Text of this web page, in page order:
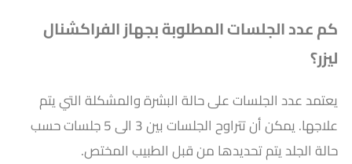
كم عدد الجلسات المطلوبة بجهاز الفراكشنال
ليزر؟
يعتمد عدد الجلسات على حالة البشرة والمشكلة التي يتم
علاجها. يمكن أن تتراوح الجلسات بين 3 الى 5 جلسات حسب
حالة الجلد يتم تحديدها من قبل الطبيب المختص.